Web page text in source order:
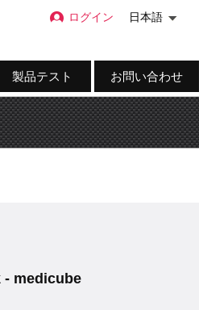
製品テスト お問い合わせ
ログイン 日本語
- medicube